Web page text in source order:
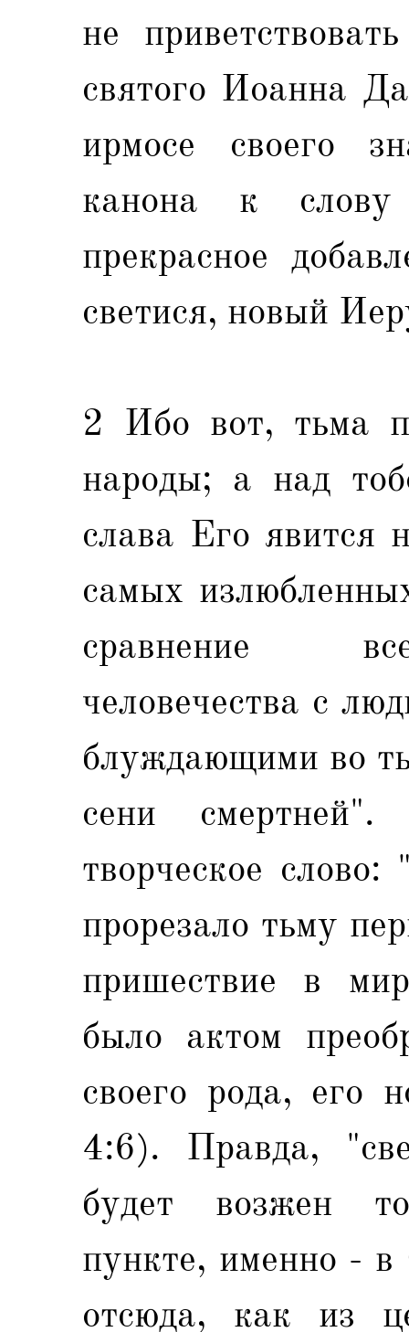
не
святого Иоанна
ирмосе своего
канона к слову
прекрасное
светися, новый
2 Ибо вот, тьма
народы; а над
слава Его явится
самых
сравнение
человечества с
блуждающими во
сени
творческое
прорезало тьму
пришествие в
было актом
своего рода, его
4:6). Правда,
будет возжен
пункте, именно -
отсюда, как из